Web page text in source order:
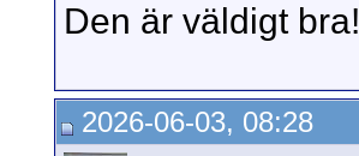
Den är väldigt bra!
2026-06-03, 08:28